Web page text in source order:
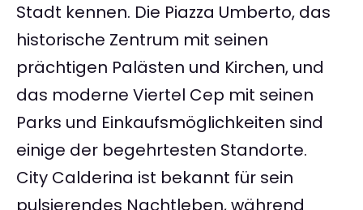
Stadt kennen. Die Piazza Umberto, das
historische Zentrum mit seinen
prächtigen Palästen und Kirchen, und
das moderne Viertel Cep mit seinen
Parks und Einkaufsmöglichkeiten sind
einige der begehrtesten Standorte.
City Calderina ist bekannt für sein